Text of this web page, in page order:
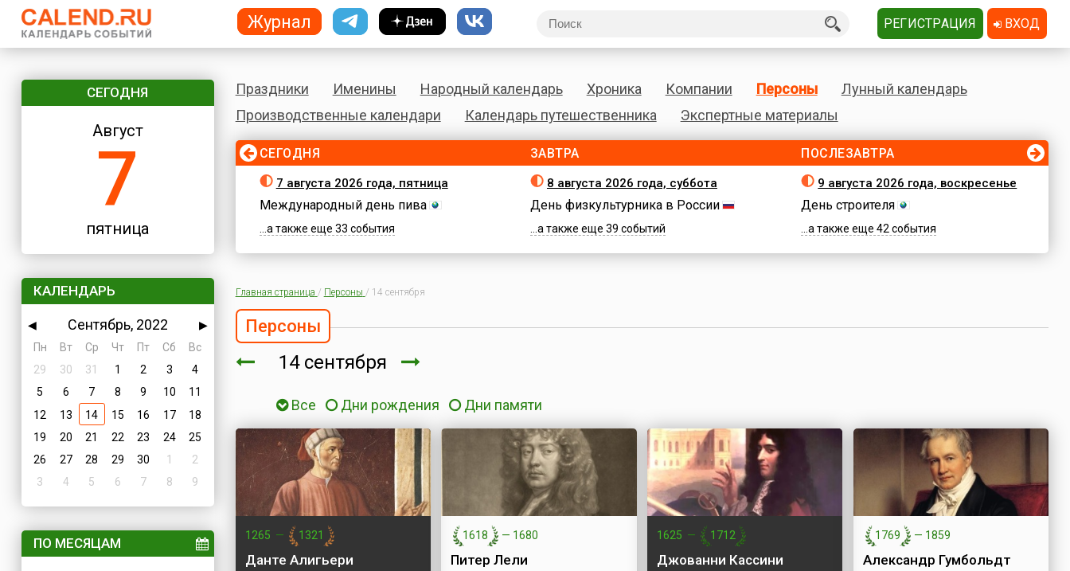
СЕГОДНЯ
Август
7
пятница
КАЛЕНДАРЬ
◀ Сентябрь, 2022
▶
Пн
Вт Ср Чт Пт Сб
Вс
29
30 31 1 2 3
4
5
6 7 8 9 10
11
12
13 14 15 16 17
18
19
20 21 22 23 24
25
26
27 28 29 30 1
2
3
4 5 6 7 8 9
ПО МЕСЯЦАМ
Праздники Именины Народный календарь Хроника Компании Персоны
Лунный календарь
Производственные календари
Календарь путешественника Экспертные материалы
СЕГОДНЯ
7 августа 2026 года, пятница
Международный день пива
...а также еще 33 события
ЗАВТРА
8 августа 2026 года, суббота
День физкультурника в России
...а также еще 39 событий
ПОСЛЕЗАВТРА
9 августа 2026 года, воскресенье
День строителя
...а также еще 42 события
Главная страница / Персоны / 14 сентября
Персоны
14 сентября
Все Дни рождения Дни памяти
1265 — 1321
Данте Алигьери
1618 — 1680
Питер Лели
1625 — 1712
Джованни Кассини
1769 — 1859
Александр Гумбольдт
Журнал РЕГИСТРАЦИЯ ВХОД